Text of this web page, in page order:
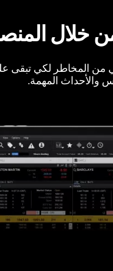
خلال
من المخاطر لكي تبقى
والأحداث المهمة.